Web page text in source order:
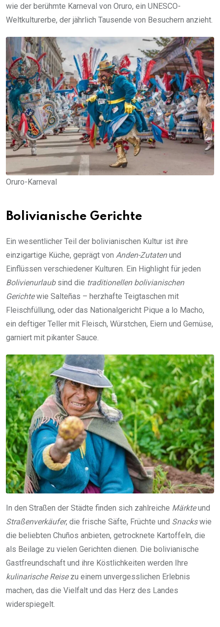
wie der berühmte Karneval von Oruro, ein UNESCO-
Weltkulturerbe, der jährlich Tausende von Besuchern anzieht.
Oruro-Karneval
Bolivianische Gerichte
Ein wesentlicher Teil der bolivianischen Kultur ist ihre
einzigartige Küche, geprägt von Anden-Zutatenund
Einflüssen verschiedener Kulturen. Ein Highlight für jeden
Bolivienurlaubsind die traditionellen bolivianischen
Gerichtewie Salteñas – herzhafte Teigtaschen mit
Fleischfüllung, oder das Nationalgericht Pique a lo Macho,
ein deftiger Teller mit Fleisch, Würstchen, Eiern und Gemüse,
garniert mit pikanter Sauce.
In den Straßen der Städte finden sich zahlreiche Märkteund
Straßenverkäufer, die frische Säfte, Früchte und Snackswie
die beliebten Chuños anbieten, getrocknete Kartoffeln, die
als Beilage zu vielen Gerichten dienen. Die bolivianische
Gastfreundschaft und ihre Köstlichkeiten werden Ihre
kulinarische Reisezu einem unvergesslichen Erlebnis
machen, das die Vielfalt und das Herz des Landes
widerspiegelt.